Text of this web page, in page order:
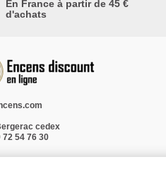
En France à partir de 45 €
d'achats
cedex
72 54 76 30